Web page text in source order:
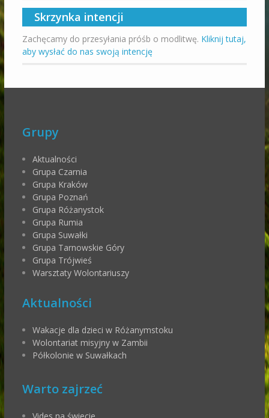
Skrzynka intencji
Zachęcamy do przesyłania próśb o modlitwę. Kliknij tutaj,
aby wysłać do nas swoją intencję
Grupy
Aktualności
Grupa Czarnia
Grupa Kraków
Grupa Poznań
Grupa Różanystok
Grupa Rumia
Grupa Suwałki
Grupa Tarnowskie Góry
Grupa Trójwieś
Warsztaty Wolontariuszy
Aktualności
Wakacje dla dzieci w Różanymstoku
Wolontariat misyjny w Zambii
Półkolonie w Suwałkach
Warto zajrzeć